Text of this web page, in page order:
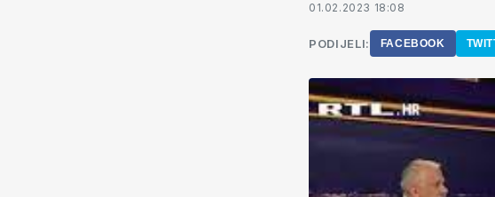
01.02.2023 18:08
PODIJELI: FACEBOOK